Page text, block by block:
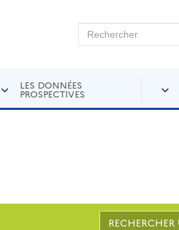
Rechercher sur Andra
LES DONNÉES
PROSPECTIVES
RECHERCHER